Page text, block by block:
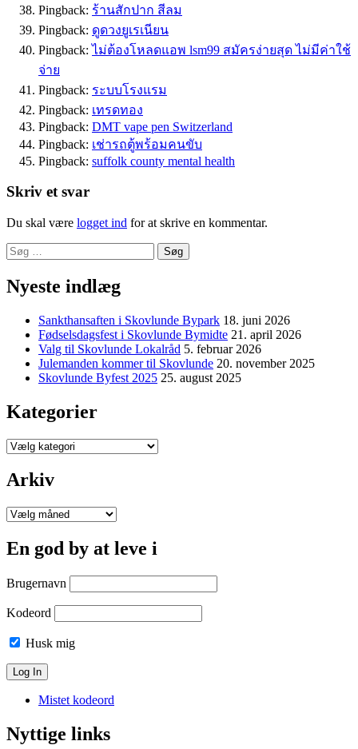
Pingback: ร้านสักปาก สีลม
Pingback: ดูดวงยูเรเนียน
Pingback:ไม่ต้องโหลดแอพ lsm99 สมัครง่ายสุด ไม่มีค่าใช้
จ่าย
Pingback: ระบบโรงแรม
Pingback: เทรดทอง
Pingback: DMT vape pen Switzerland
Pingback: เช่ารถตู้พร้อมคนขับ
Pingback: suffolk county mental health
Skriv et svar
Du skal være logget ind for at skrive en kommentar.
Søg
efter:
Nyeste indlæg
Sankthansaften i Skovlunde Bypark 18. juni 2026
Fødselsdagsfest i Skovlunde Bymidte 21. april 2026
Valg til Skovlunde Lokalråd 5. februar 2026
Julemanden kommer til Skovlunde 20. november 2025
Skovlunde Byfest 2025 25. august 2025
Kategorier
Kategorier
Arkiv
Arkiv
En god by at leve i
Brugernavn
Kodeord
Husk mig
Mistet kodeord
Nyttige links